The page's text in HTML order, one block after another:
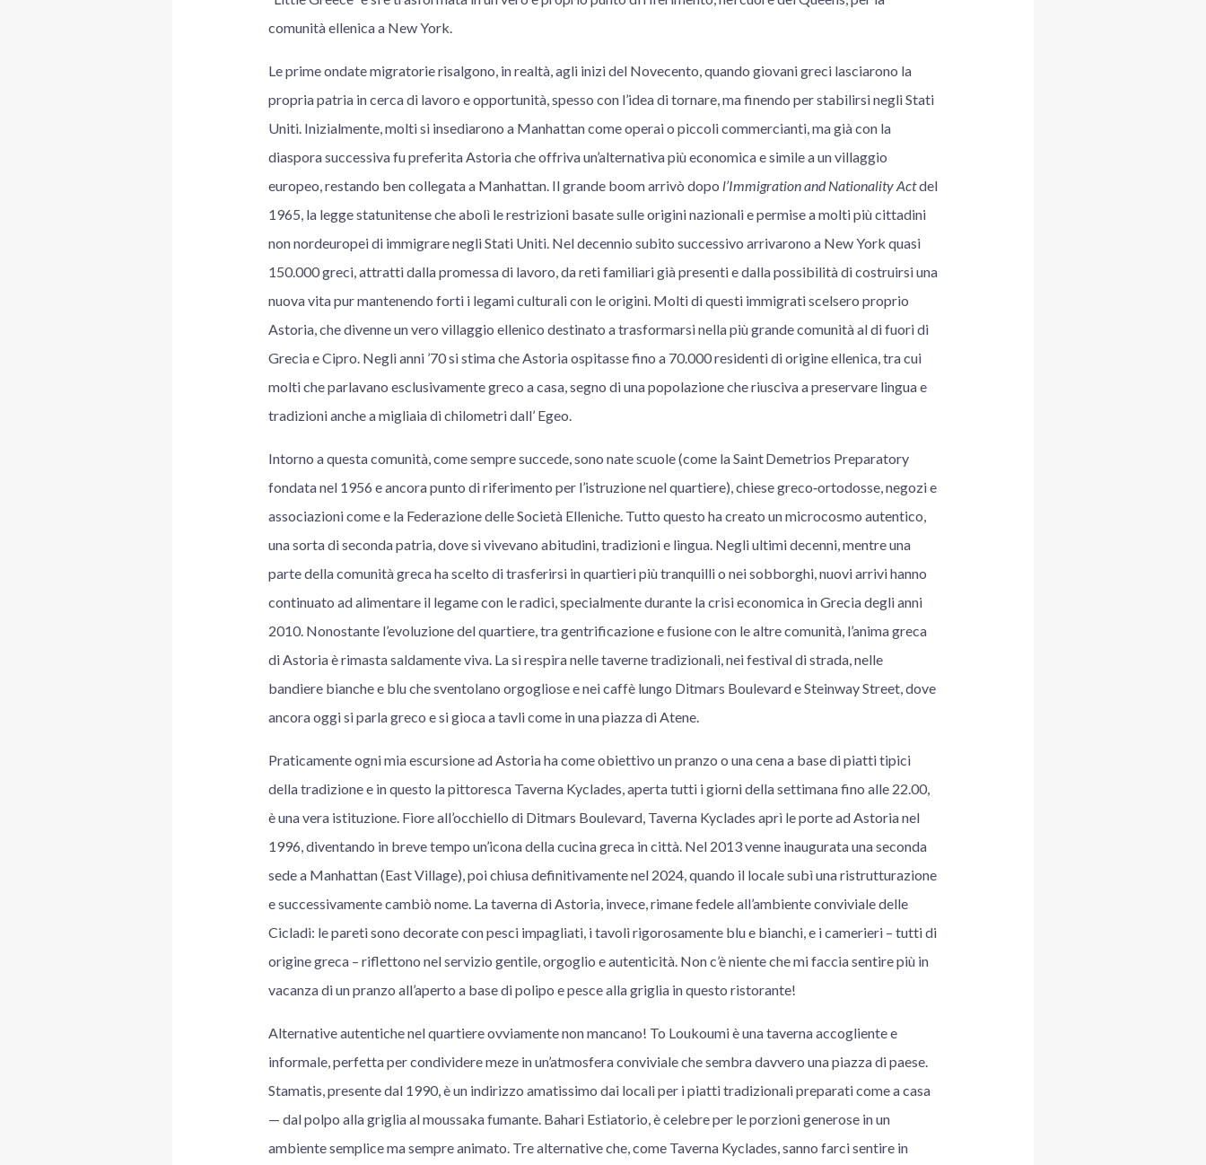
comunità ellenica a New York.
Le prime ondate migratorie risalgono, in realtà, agli inizi del Novecento, quando giovani greci lasciarono la
propria patria in cerca di lavoro e opportunità, spesso con l’idea di tornare, ma finendo per stabilirsi negli Stati
Uniti. Inizialmente, molti si insediarono a Manhattan come operai o piccoli commercianti, ma già con la
diaspora successiva fu preferita Astoria che offriva un’alternativa più economica e simile a un villaggio
europeo, restando ben collegata a Manhattan. Il grande boom arrivò dopo l’Immigration and Nationality Actdel
1965, la legge statunitense che abolì le restrizioni basate sulle origini nazionali e permise a molti più cittadini
non nordeuropei di immigrare negli Stati Uniti. Nel decennio subito successivo arrivarono a New York quasi
150.000 greci, attratti dalla promessa di lavoro, da reti familiari già presenti e dalla possibilità di costruirsi una
nuova vita pur mantenendo forti i legami culturali con le origini. Molti di questi immigrati scelsero proprio
Astoria, che divenne un vero villaggio ellenico destinato a trasformarsi nella più grande comunità al di fuori di
Grecia e Cipro. Negli anni ’70 si stima che Astoria ospitasse fino a 70.000 residenti di origine ellenica, tra cui
molti che parlavano esclusivamente greco a casa, segno di una popolazione che riusciva a preservare lingua e
tradizioni anche a migliaia di chilometri dall’ Egeo.
Intorno a questa comunità, come sempre succede, sono nate scuole (come la Saint Demetrios Preparatory
fondata nel 1956 e ancora punto di riferimento per l’istruzione nel quartiere), chiese greco‑ortodosse, negozi e
associazioni come e la Federazione delle Società Elleniche. Tutto questo ha creato un microcosmo autentico,
una sorta di seconda patria, dove si vivevano abitudini, tradizioni e lingua. Negli ultimi decenni, mentre una
parte della comunità greca ha scelto di trasferirsi in quartieri più tranquilli o nei sobborghi, nuovi arrivi hanno
continuato ad alimentare il legame con le radici, specialmente durante la crisi economica in Grecia degli anni
2010. Nonostante l’evoluzione del quartiere, tra gentrificazione e fusione con le altre comunità, l’anima greca
di Astoria è rimasta saldamente viva. La si respira nelle taverne tradizionali, nei festival di strada, nelle
bandiere bianche e blu che sventolano orgogliose e nei caffè lungo Ditmars Boulevard e Steinway Street, dove
ancora oggi si parla greco e si gioca a tavli come in una piazza di Atene.
Praticamente ogni mia escursione ad Astoria ha come obiettivo un pranzo o una cena a base di piatti tipici
della tradizione e in questo la pittoresca Taverna Kyclades, aperta tutti i giorni della settimana fino alle 22.00,
è una vera istituzione. Fiore all’occhiello di Ditmars Boulevard, Taverna Kyclades aprì le porte ad Astoria nel
1996, diventando in breve tempo un’icona della cucina greca in città. Nel 2013 venne inaugurata una seconda
sede a Manhattan (East Village), poi chiusa definitivamente nel 2024, quando il locale subì una ristrutturazione
e successivamente cambiò nome. La taverna di Astoria, invece, rimane fedele all’ambiente conviviale delle
Cicladi: le pareti sono decorate con pesci impagliati, i tavoli rigorosamente blu e bianchi, e i camerieri – tutti di
origine greca – riflettono nel servizio gentile, orgoglio e autenticità. Non c’è niente che mi faccia sentire più in
vacanza di un pranzo all’aperto a base di polipo e pesce alla griglia in questo ristorante!
Alternative autentiche nel quartiere ovviamente non mancano! To Loukoumi è una taverna accogliente e
informale, perfetta per condividere meze in un’atmosfera conviviale che sembra davvero una piazza di paese.
Stamatis, presente dal 1990, è un indirizzo amatissimo dai locali per i piatti tradizionali preparati come a casa
— dal polpo alla griglia al moussaka fumante. Bahari Estiatorio, è celebre per le porzioni generose in un
ambiente semplice ma sempre animato. Tre alternative che, come Taverna Kyclades, sanno farci sentire in